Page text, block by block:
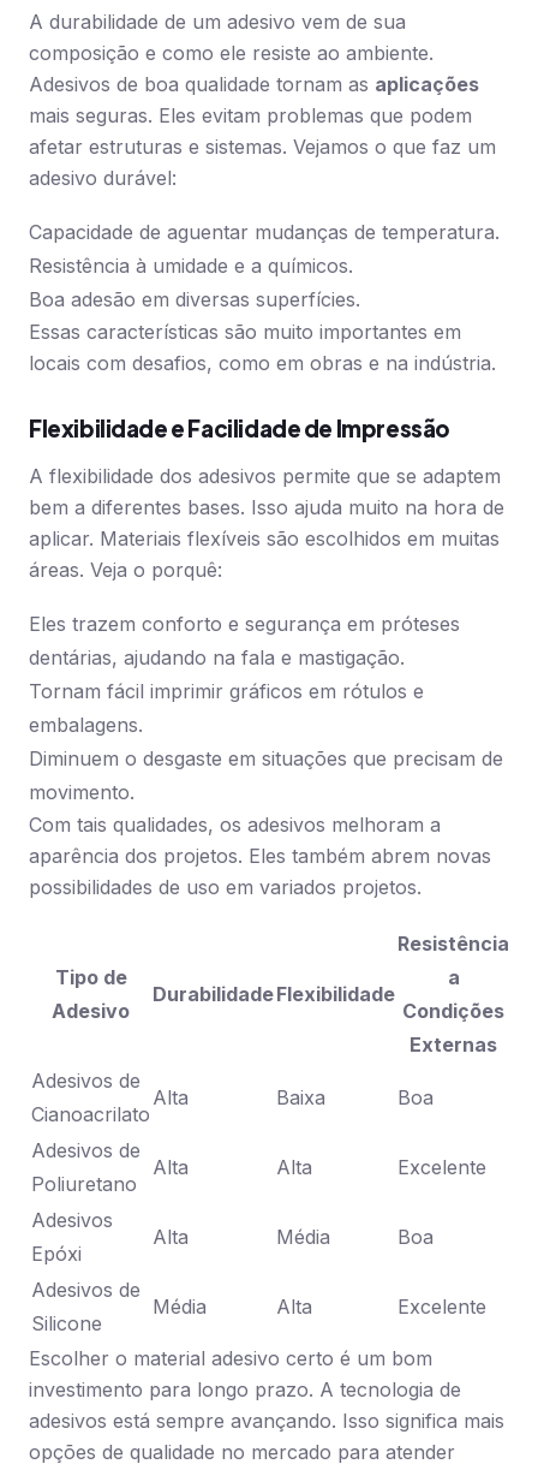
A durabilidade de um adesivo vem de sua
composição e como ele resiste ao ambiente.
Adesivos de boa qualidade tornam as aplicações
mais seguras. Eles evitam problemas que podem
afetar estruturas e sistemas. Vejamos o que faz um
adesivo durável:
Capacidade de aguentar mudanças de temperatura.
Resistência à umidade e a químicos.
Boa adesão em diversas superfícies.
Essas características são muito importantes em
locais com desafios, como em obras e na indústria.
Flexibilidade e Facilidade de Impressão
A flexibilidade dos adesivos permite que se adaptem
bem a diferentes bases. Isso ajuda muito na hora de
aplicar. Materiais flexíveis são escolhidos em muitas
áreas. Veja o porquê:
Eles trazem conforto e segurança em próteses
dentárias, ajudando na fala e mastigação.
Tornam fácil imprimir gráficos em rótulos e
embalagens.
Diminuem o desgaste em situações que precisam de
movimento.
Com tais qualidades, os adesivos melhoram a
aparência dos projetos. Eles também abrem novas
possibilidades de uso em variados projetos.
Tipo de
Adesivo
DurabilidadeFlexibilidade
Resistência
a
Condições
Externas
Adesivos de
Cianoacrilato
Alta Baixa Boa
Adesivos de
Poliuretano
Alta Alta Excelente
Adesivos
Epóxi
Alta Média Boa
Adesivos de
Silicone
Média Alta Excelente
Escolher o material adesivo certo é um bom
investimento para longo prazo. A tecnologia de
adesivos está sempre avançando. Isso significa mais
opções de qualidade no mercado para atender